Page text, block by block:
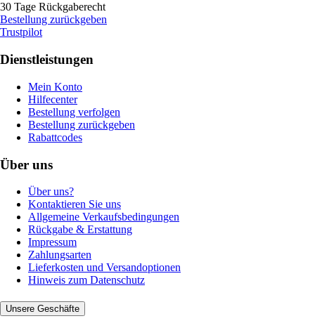
30 Tage Rückgaberecht
Bestellung zurückgeben
Trustpilot
Dienstleistungen
Mein Konto
Hilfecenter
Bestellung verfolgen
Bestellung zurückgeben
Rabattcodes
Über uns
Über uns?
Kontaktieren Sie uns
Allgemeine Verkaufsbedingungen
Rückgabe & Erstattung
Impressum
Zahlungsarten
Lieferkosten und Versandoptionen
Hinweis zum Datenschutz
Unsere Geschäfte